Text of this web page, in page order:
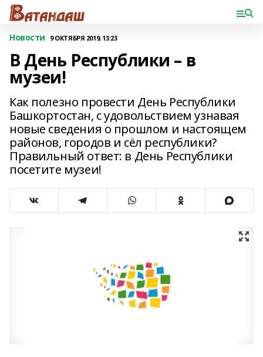
Новости 9 ОКТЯБРЯ 2019, 13:23
В День Республики – в
музеи!
Как полезно провести День Республики
Башкортостан, с удовольствием узнавая
новые сведения о прошлом и настоящем
районов, городов и сёл республики?
Правильный ответ: в День Республики
посетите музеи!